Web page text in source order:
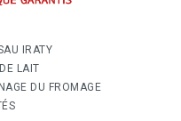
IRATY
LAIT
DU FROMAGE